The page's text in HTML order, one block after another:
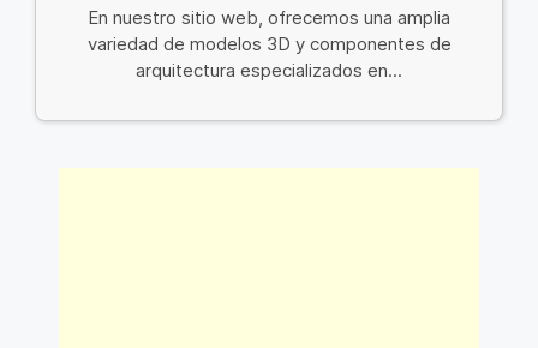
En nuestro sitio web, ofrecemos una amplia
variedad de modelos 3D y componentes de
arquitectura especializados en...